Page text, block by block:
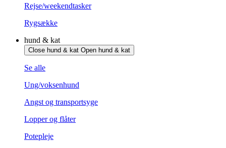
Rejse/weekendtasker
Rygsække
hund & kat
Close hund & kat Open hund & kat
Se alle
Ung/voksenhund
Angst og transportsyge
Lopper og flåter
Potepleje